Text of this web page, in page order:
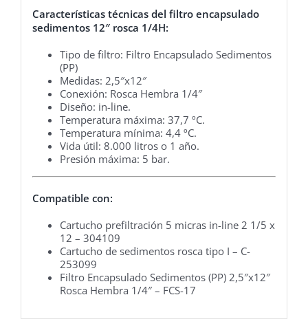
Características técnicas del filtro encapsulado
sedimentos 12″ rosca 1/4H:
Tipo de filtro: Filtro Encapsulado Sedimentos
(PP)
Medidas: 2,5″x12″
Conexión: Rosca Hembra 1/4″
Diseño: in-line.
Temperatura máxima: 37,7 ºC.
Temperatura mínima: 4,4 ºC.
Vida útil: 8.000 litros o 1 año.
Presión máxima: 5 bar.
Compatible con:
Cartucho prefiltración 5 micras in-line 2 1/5 x
12 – 304109
Cartucho de sedimentos rosca tipo I – C-
253099
Filtro Encapsulado Sedimentos (PP) 2,5″x12″
Rosca Hembra 1/4″ – FCS-17